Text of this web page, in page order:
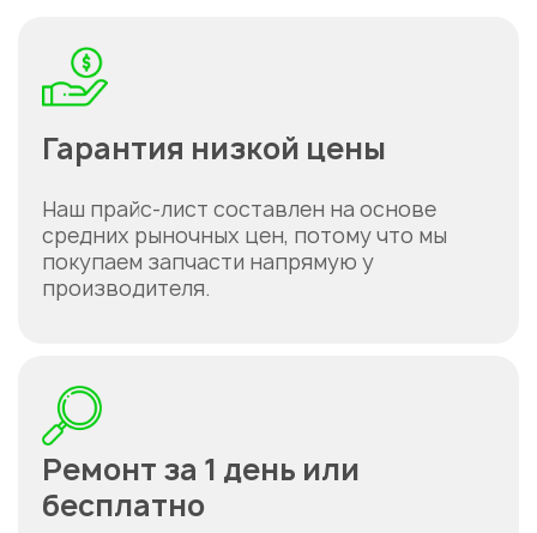
Гарантия низкой цены
Наш прайс-лист составлен на основе
средних рыночных цен, потому что мы
покупаем запчасти напрямую у
производителя.
Ремонт за 1 день или
бесплатно
Укажите из какого вы